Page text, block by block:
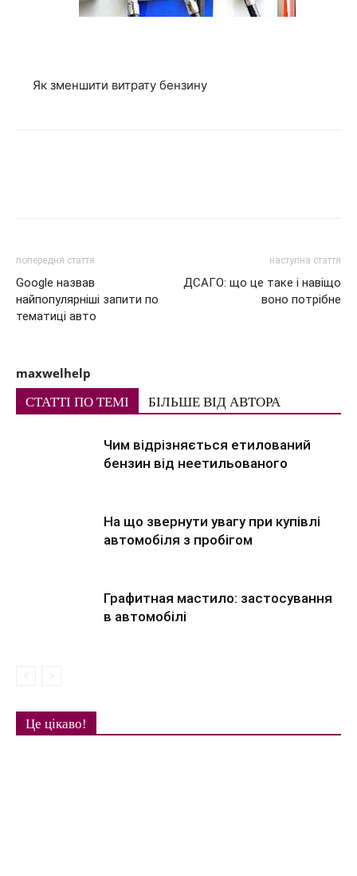
Як зменшити витрату бензину
попередня стаття
Google назвав
найпопулярніші запити по
тематиці авто
наступна стаття
ДСАГО: що це таке і навіщо
воно потрібне
maxwelhelp
СТАТТІ ПО ТЕМІ БІЛЬШЕ ВІД АВТОРА
Чим відрізняється етилований
бензин від неетильованого
На що звернути увагу при купівлі
автомобіля з пробігом
Графитная мастило: застосування
в автомобілі
Це цікаво!